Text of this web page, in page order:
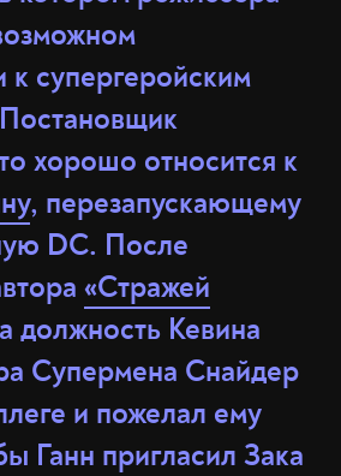
к супергеройским
хорошо относится к
, перезапускающему
DC. После
«Стражей
должность Кевина
Супермена Снайдер
и пожелал ему
Ганн пригласил Зака